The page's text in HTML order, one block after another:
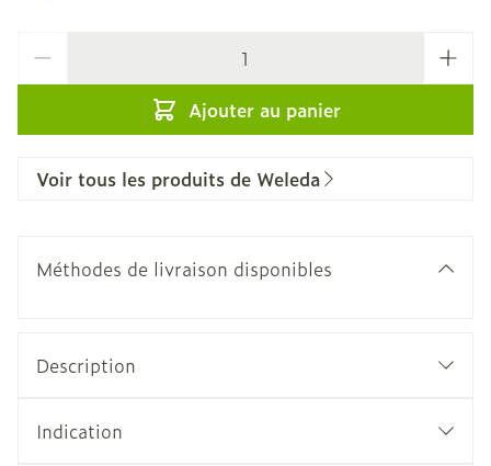
Ajouter au panier
Voir tous les produits de Weleda
Méthodes de livraison disponibles
Description
Indication